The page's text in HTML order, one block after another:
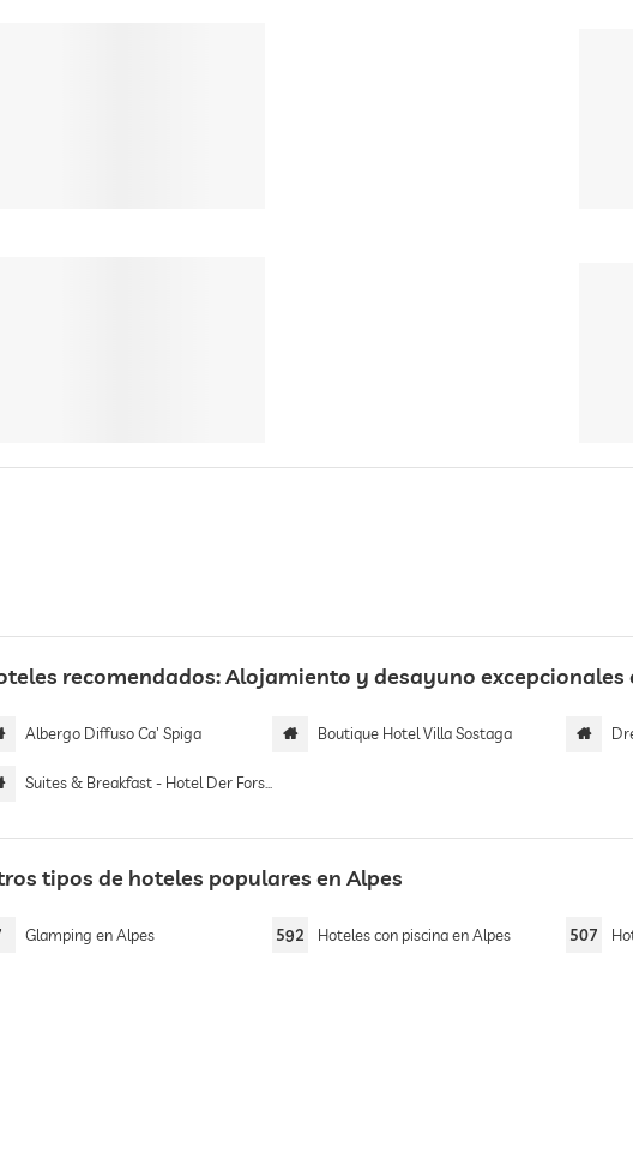
recomendados: Alojamiento y desayuno excepcionales
Albergo Diffuso Ca' Spiga Boutique Hotel Villa Sostaga
Suites & Breakfast - Hotel Der Forsterhof
tipos de hoteles populares en Alpes
Glamping en Alpes 592 Hoteles con piscina en Alpes 507